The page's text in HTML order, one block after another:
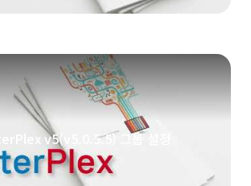
v5(v5.0.5.5) 그룹 설정